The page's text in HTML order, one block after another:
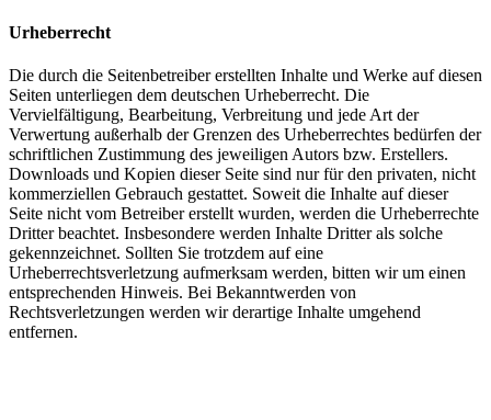
Urheberrecht
Die durch die Seitenbetreiber erstellten Inhalte und Werke auf diesen
Seiten unterliegen dem deutschen Urheberrecht. Die
Vervielfältigung, Bearbeitung, Verbreitung und jede Art der
Verwertung außerhalb der Grenzen des Urheberrechtes bedürfen der
schriftlichen Zustimmung des jeweiligen Autors bzw. Erstellers.
Downloads und Kopien dieser Seite sind nur für den privaten, nicht
kommerziellen Gebrauch gestattet. Soweit die Inhalte auf dieser
Seite nicht vom Betreiber erstellt wurden, werden die Urheberrechte
Dritter beachtet. Insbesondere werden Inhalte Dritter als solche
gekennzeichnet. Sollten Sie trotzdem auf eine
Urheberrechtsverletzung aufmerksam werden, bitten wir um einen
entsprechenden Hinweis. Bei Bekanntwerden von
Rechtsverletzungen werden wir derartige Inhalte umgehend
entfernen.